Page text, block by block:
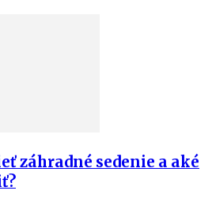
záhradné sedenie a aké